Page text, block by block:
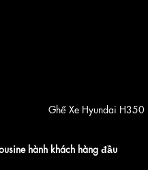
Ghế Xe Hyundai H350
hành khách hàng đầu